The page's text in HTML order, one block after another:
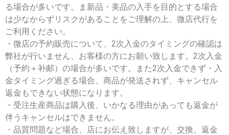
る場合が多いです。ま新品・美品の入手を目的とする場合
は少なからずリスクがあることをご理解の上、微店代行を
ご利用ください。
・微店の予約販売について、2次入金のタイミングの確認は
弊社が行いません、お客様の方にお願い致します。2次入金
（予約＋补邮）の場合が多いです。また2次入金できず・入
金タイミング過ぎる場合、商品が発送されず、キャンセル
返金もできない状態になります。
・受注生産商品は購入後、いかなる理由があっても返金が
伴うキャンセルはできません。
・品質問題など場合、店にお伝え致しますが、交換、返金